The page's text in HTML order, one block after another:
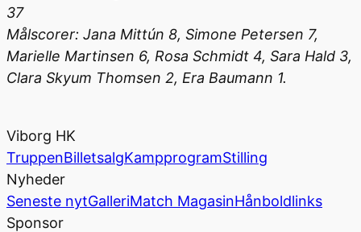
37
Målscorer: Jana Mittún 8, Simone Petersen 7,
Marielle Martinsen 6, Rosa Schmidt 4, Sara Hald 3,
Clara Skyum Thomsen 2, Era Baumann 1.
Viborg HK
TruppenBilletsalgKampprogramStilling
Nyheder
Seneste nytGalleriMatch MagasinHånboldlinks
Sponsor